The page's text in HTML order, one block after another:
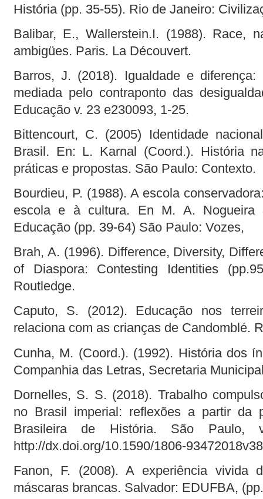
História (pp. 35-55). Rio de Janeiro:
Balibar, E., Wallerstein.I. (1988). Race,
ambigües. Paris. La Découvert.
Barros, J. (2018). Igualdade e diferença:
mediada pelo contraponto das
Educação v. 23 e230093, 1-25.
Bittencourt, C. (2005) Identidade
Brasil. En: L. Karnal (Coord.). História
práticas e propostas. São Paulo: Contexto.
Bourdieu, P. (1988). A escola
escola e à cultura. En M. A. Nogueira
Educação (pp. 39-64) São Paulo: Vozes,
Brah, A. (1996). Difference, Diversity,
of Diaspora: Contesting Identities
Routledge.
Caputo, S. (2012). Educação nos
relaciona com as crianças de Candomblé.
Cunha, M. (Coord.). (1992). História dos
Companhia das Letras, Secretaria
Dornelles, S. S. (2018). Trabalho
no Brasil imperial: reflexões a partir da
Brasileira de História. São
http://dx.doi.org/10.1590/1806-
Fanon, F. (2008). A experiência vivida
máscaras brancas. Salvador: EDUFBA,